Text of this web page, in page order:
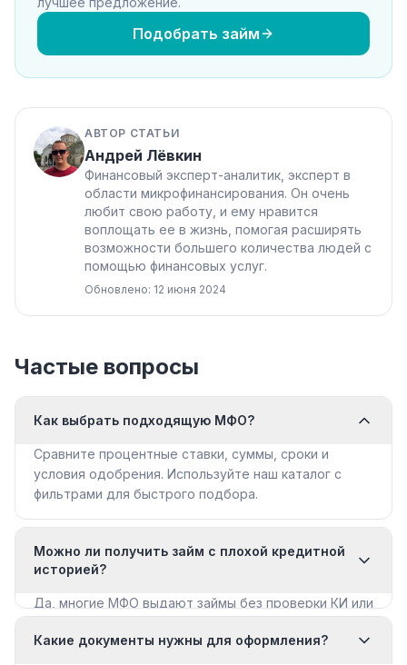
Подобрать займ
АВТОР СТАТЬИ
Андрей Лёвкин
Финансовый эксперт-аналитик, эксперт в
области микрофинансирования. Он очень
любит свою работу, и ему нравится
воплощать ее в жизнь, помогая расширять
возможности большего количества людей с
помощью финансовых услуг.
Обновлено: 12 июня 2024
Частые вопросы
Как выбрать подходящую МФО?
Сравните процентные ставки, суммы, сроки и
условия одобрения. Используйте наш каталог с
фильтрами для быстрого подбора.
Можно ли получить займ с плохой кредитной
историей?
Да, многие МФО выдают займы без проверки КИ или
с плохой КИ».
Какие документы нужны для оформления?